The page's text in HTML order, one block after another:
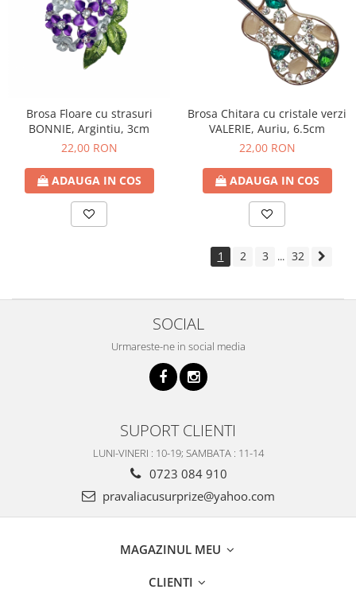
Brosa Floare cu strasuri
BONNIE, Argintiu, 3cm
22,00 RON
ADAUGA IN COS
Brosa Chitara cu cristale verzi
VALERIE, Auriu, 6.5cm
22,00 RON
ADAUGA IN COS
1 2 3 ... 32
SOCIAL
Urmareste-ne in social media
SUPORT CLIENTI
LUNI-VINERI : 10-19; SAMBATA : 11-14
0723 084 910
pravaliacusurprize@yahoo.com
MAGAZINUL MEU
CLIENTI